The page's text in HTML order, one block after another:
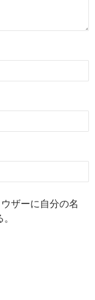
ザーに自分の名